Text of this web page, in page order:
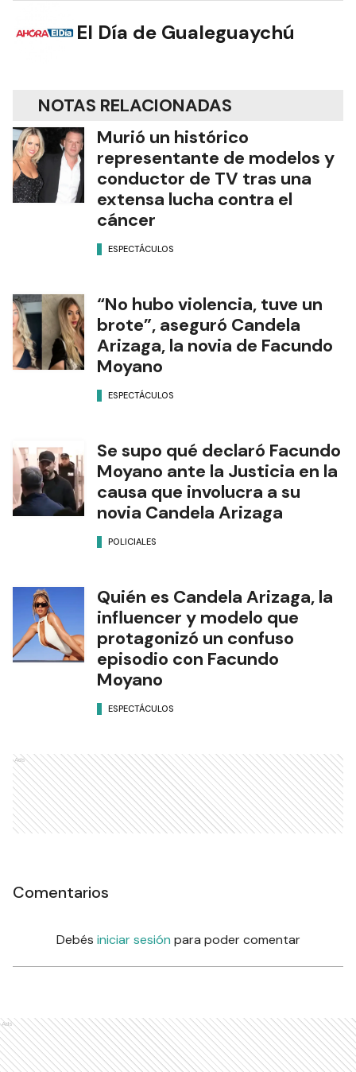
El Día de Gualeguaychú
NOTAS RELACIONADAS
Murió un histórico
representante de modelos y
conductor de TV tras una
extensa lucha contra el
cáncer
ESPECTÁCULOS
“No hubo violencia, tuve un
brote”, aseguró Candela
Arizaga, la novia de Facundo
Moyano
ESPECTÁCULOS
Se supo qué declaró Facundo
Moyano ante la Justicia en la
causa que involucra a su
novia Candela Arizaga
POLICIALES
Quién es Candela Arizaga, la
influencer y modelo que
protagonizó un confuso
episodio con Facundo
Moyano
ESPECTÁCULOS
Ads
Comentarios
Debés iniciar sesión para poder comentar
Ads